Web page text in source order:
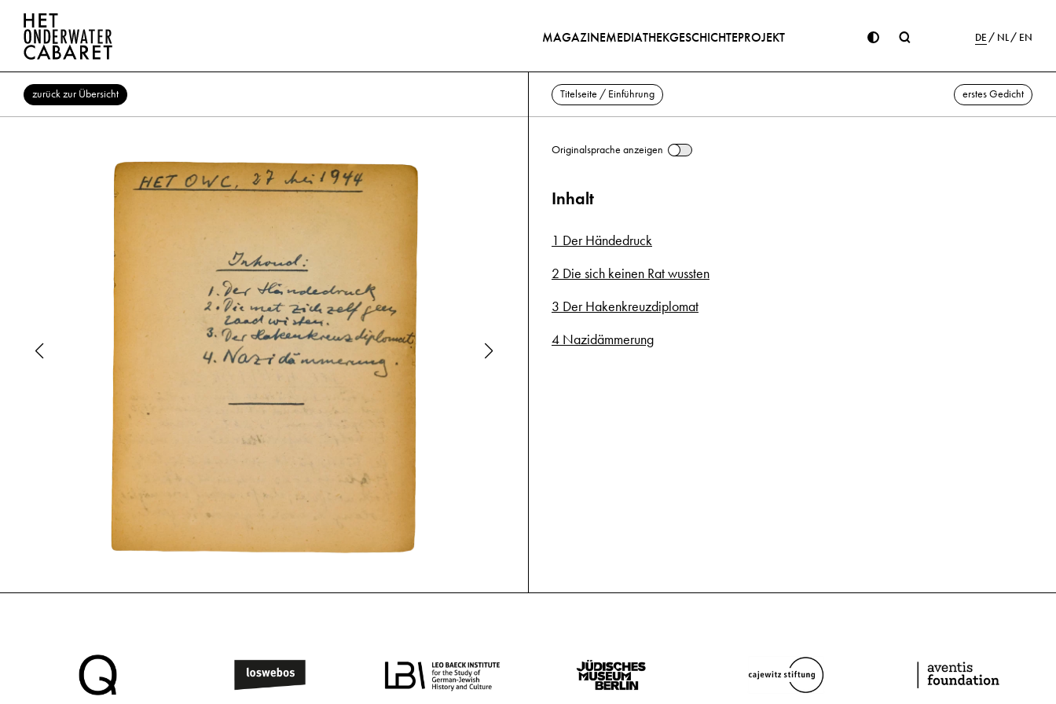
MAGAZINEMEDIATHEKGESCHICHTEPROJEKT DE NL EN
zurück zur Übersicht Titelseite / Einführung erstes Gedicht
Originalsprache anzeigen
Inhalt
1 Der Händedruck
2 Die sich keinen Rat wussten
3 Der Hakenkreuzdiplomat
4 Nazidämmerung